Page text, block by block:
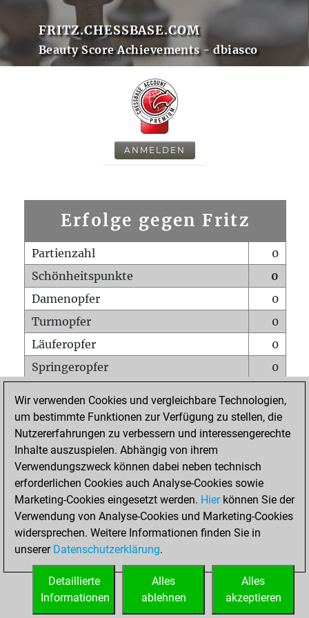
FRITZ.CHESSBASE.COM
Beauty Score Achievements - dbiasco
ANMELDEN
Erfolge gegen Fritz
Partienzahl
0
Schönheitspunkte
0
Damenopfer
0
Turmopfer
0
Läuferopfer
0
Springeropfer
0
Matt auf vollem Brett
0
Bauer setzt Matt
0
Erstickte Matts
Unterverwandlungen
Türme auf der siebten
0
STARTSEITE
Wir verwenden Cookies und vergleichbare Technologien,
um bestimmte Funktionen zur Verfügung zu stellen, die
Nutzererfahrungen zu verbessern und interessengerechte
Inhalte auszuspielen. Abhängig von ihrem
Verwendungszweck können dabei neben technisch
erforderlichen Cookies auch Analyse-Cookies sowie
Marketing-Cookies eingesetzt werden. Hierkönnen Sie der
Verwendung von Analyse-Cookies und Marketing-Cookies
widersprechen. Weitere Informationen finden Sie in
unserer Datenschutzerklärung.
Alles
akzeptieren
Alles
ablehnen
Detaillierte
Informationen